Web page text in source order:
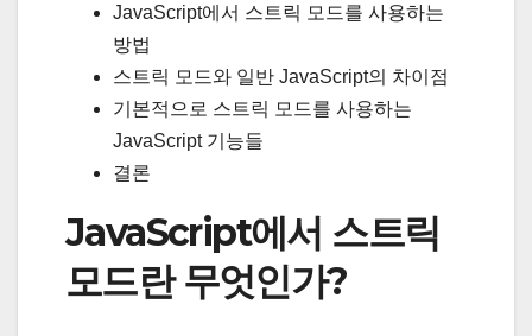
JavaScript에서 스트릭 모드를 사용하는
방법
스트릭 모드와 일반 JavaScript의 차이점
기본적으로 스트릭 모드를 사용하는
JavaScript 기능들
결론
JavaScript에서 스트릭
모드란 무엇인가?